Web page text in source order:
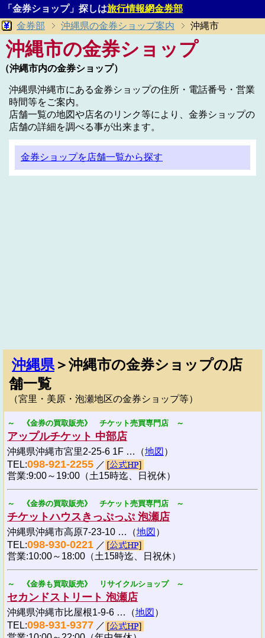
「金券ショップ」探しは旅行情報網金券部
金券部
沖縄県の金券ショップ案内 沖縄市
沖縄市の金券ショップ
（沖縄市内の金券ショップ）
沖縄県沖縄市にある金券ショップの住所・電話番号・営業
時間等をご案内。
店舗一覧の地図や店名のリンク等により、金券ショップの
店舗の詳細を調べる事が出来ます。
金券ショップを店舗一覧から探す
沖縄県＞沖縄市の金券ショップの店
舗一覧
（宮里・美原・泡瀬地区の金券ショップ等）
～ 《金券の買取販売》 チケット売買専門店 ～
アップルチケット 中部店
沖縄県沖縄市宮里2-25-6 1F …（地図 ）
TEL:098-921-2255 ／
営業:9:00～19:00（土15時迄、日祝休）
～ 《金券の買取販売》 チケット売買専門店 ～
チケットハウスきっぷっぷ 泡瀬店
沖縄県沖縄市高原7-23-10 …（地図 ）
TEL:098-930-0221 ／
営業:10:00～18:00（土15時迄、日祝休）
～ 《金券も買取販売》 リサイクルショップ ～
セカンドストリート 泡瀬店
沖縄県沖縄市比屋根1-9-6 …（地図 ）
TEL:098-931-9377 ／